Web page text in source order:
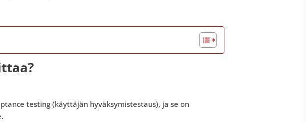
testing (käyttäjän hyväksymistestaus), ja se on